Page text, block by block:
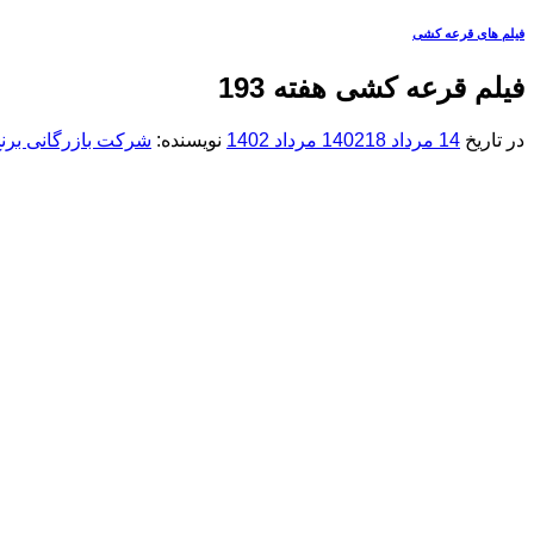
فیلم های قرعه کشی
فیلم قرعه کشی هفته 193
در تاریخ 14 مرداد 1402 18 مرداد 1402 نویسنده: شرکت بازرگانی